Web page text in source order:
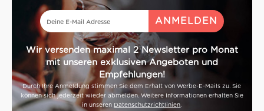
Wir versenden maximal 2 Newsletter pro Monat
mit unseren exklusiven Angeboten und
Empfehlungen!
Durch Ihre Anmeldung stimmen Sie dem Erhalt von Werbe-E-Mails zu. Sie
können sich jederzeit wieder abmelden. Weitere Informationen erhalten Sie
in unseren Datenschutzrichtlinien.